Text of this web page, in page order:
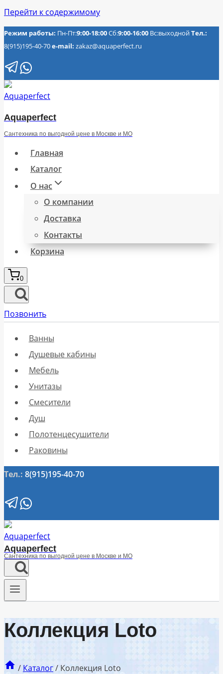
Перейти к содержимому
Режим работы: Пн-Пт:9:00-18:00Сб:9:00-16:00 Вс:выходнойТел.:
8(915)195-40-70e-mail: zakaz@aquaperfect.ru
Aquaperfect
Сантехника по выгодной цене в Москве и МО
Главная
Каталог
О нас
О компании
Доставка
Контакты
Корзина
0
Позвонить
Ванны
Душевые кабины
Мебель
Унитазы
Смесители
Душ
Полотенцесушители
Раковины
Тел.: 8(915)195-40-70
Aquaperfect
Сантехника по выгодной цене в Москве и МО
Коллекция Loto
/ Каталог/ Коллекция Loto